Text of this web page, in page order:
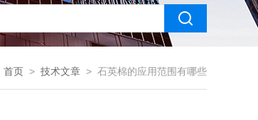
首页 > 技术文章 > 石英棉的应用范围有哪些